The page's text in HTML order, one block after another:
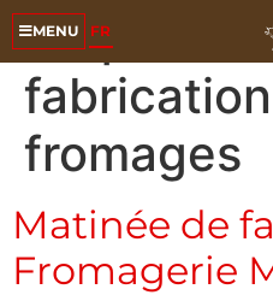
MENU FR
Étiquette :
fromages
Matinée de
Fromagerie